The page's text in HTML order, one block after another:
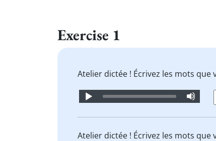
Exercise 1
Atelier dictée ! Écrivez les mots que
Audio
Atelier dictée ! Écrivez les mots que